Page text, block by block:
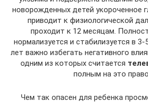
новорожденных детей укороченное
приводит к физиологической
проходит к 12 месяцам.
нормализуется и стабилизуется в
лет важно избегать негативного
одним из которых считается
полным на это
Чем так опасен для ребенка